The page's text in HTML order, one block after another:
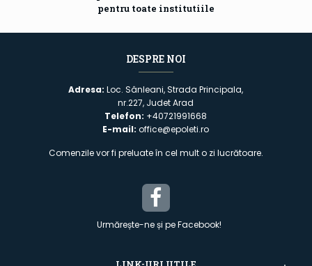
pentru toate institutiile
DESPRE NOI
Adresa:Loc. Sânleani, Strada Principala,
nr.227, Judet Arad
Telefon: +40721991668
E-mail: office@epoleti.ro
Comenzile vor fi preluate în cel mult o zi lucrătoare.
Urmărește-ne și pe Facebook!